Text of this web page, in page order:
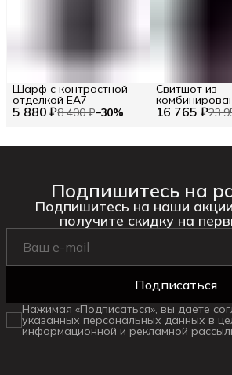
5 880 ₽8 400 ₽−30%
Шарф с контрастной
отделкой EA7
16 765 ₽23
Свитшот из
ткани ICE
Подпишитесь на
Подпишитесь на наши
получите скидку на
Подписаться
Нажимая «Подписаться», вы даете
указанных персональных данных в
информационной и рекламной